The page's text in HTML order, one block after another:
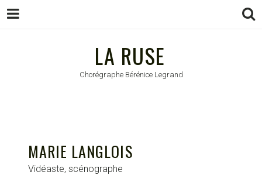
LA RUSE
Chorégraphe Bérénice Legrand
MARIE LANGLOIS
Vidéaste, scénographe
LA RUSE